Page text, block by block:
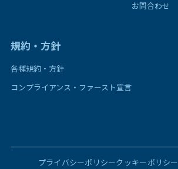
お問合わせ
規約・方針
各種規約・方針
コンプライアンス・ファースト宣言
プライバシーポリシークッキーポリシー